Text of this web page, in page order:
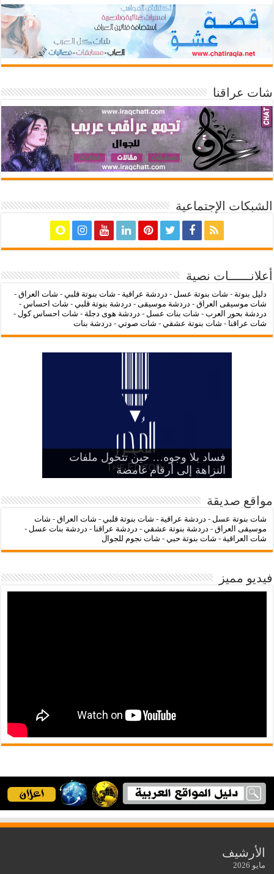
شات عراقنا
الشبكات الإجتماعية
أعلانــــــات نصية
دليل بنوتة - شات بنوتة عسل - دردشة عراقية - شات بنوتة قلبي - شات العراق-
شات موسيقى العراق - دردشة موسيقى - دردشة بنوتة قلبي - شات احساس -
دردشة بحور العرب - شات بنات عسل - دردشة هوى دجلة - شات احساس كول -
شات عراقنا - شات بنوتة عشقي - شات صوتي - دردشة بنات
فساد بلا وجوه… حين تتحول ملفات
النزاهة إلى أرقام غامضة
بين الرمز السياسي وخطر التنازل عن
هيبة الدولة
شات عراقنا
شات بنوتة عسل
‌‌‌LC Waikiki: عنوان التسوق عبر
الإنترنت لشراء الملابس الأنيقة
مواقع صديقة
شات بنوتة عسل - دردشة عراقية - شات بنوتة قلبي - شات العراق- شات
موسيقى العراق - دردشة بنوتة عشقي - دردشة عراقنا - دردشة بنات عسل -
شات العراقية - شات بنوتة حبي - شات نجوم للجوال
فيديو مميز
الأرشيف
مايو 2026